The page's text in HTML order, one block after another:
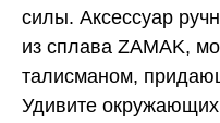
силы. Аксессуар
из сплава ZAMAK,
талисманом,
Удивите